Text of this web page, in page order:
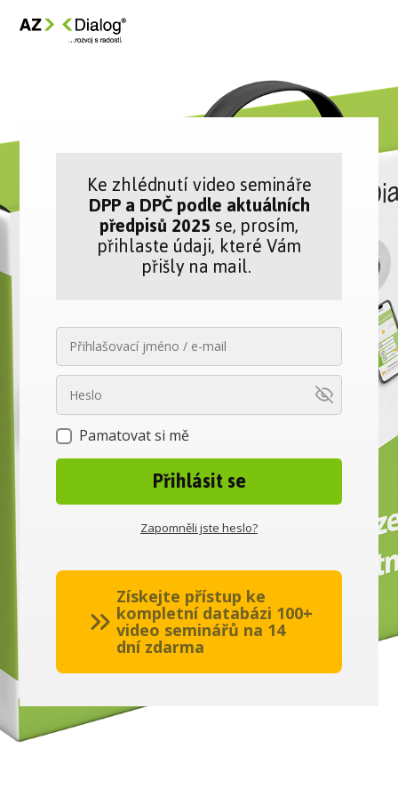
Ke zhlédnutí video semináře
DPP a DPČ podle aktuálních
předpisů 2025se, prosím,
přihlaste údaji, které Vám
přišly na mail.
Pamatovat si mě
Přihlásit se
Zapomněli jste heslo?
Získejte přístup ke
kompletní databázi 100+
video seminářů na 14
dní zdarma